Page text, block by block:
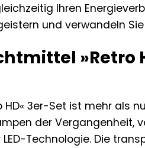
Ihren
und verwandeln
HD« 3er-Set ist mehr
der Vergangenheit,
Technologie. Die